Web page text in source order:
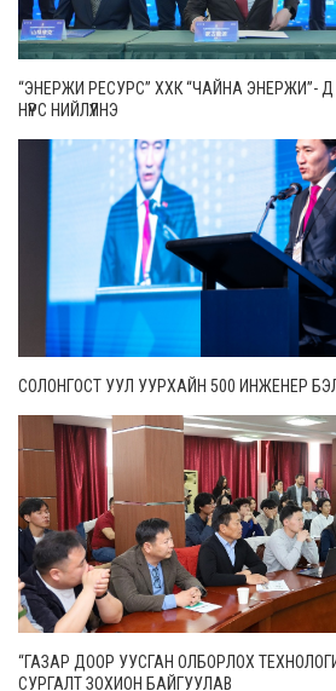
“ЭНЕРЖИ РЕСУРС” ХХК “ЧАЙНА ЭНЕРЖИ”-
НҮҮРС НИЙЛҮҮЛНЭ
СОЛОНГОСТ УУЛ УУРХАЙН 500 ИНЖЕНЕР
“ГАЗАР ДООР УУСГАН ОЛБОРЛОХ
СУРГАЛТ ЗОХИОН БАЙГУУЛАВ